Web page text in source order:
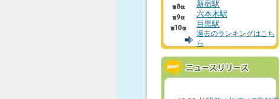
新宿駅
六本木駅
目黒駅
過去のランキングはこち
ら